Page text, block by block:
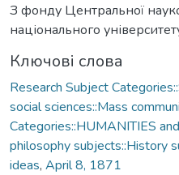
З фонду Центральної
національного
Ключові слова
Research Subject
social sciences::Mass
Categories::HUMANITIES
philosophy subjects::History
ideas, April 8, 1871